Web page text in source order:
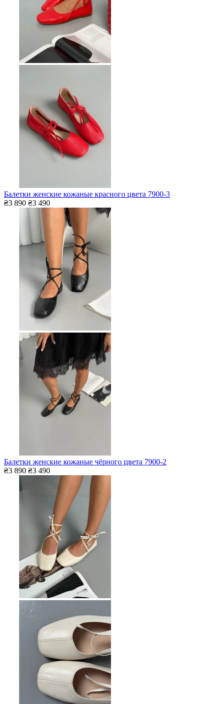
Балетки женские кожаные красного цвета 7900-3
₴3 890 ₴3 490
Балетки женские кожаные чёрного цвета 7900-2
₴3 890 ₴3 490